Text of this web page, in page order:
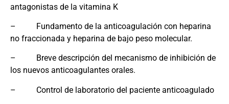
antagonistas de la vitamina K
– Fundamento de la anticoagulación con heparina
no fraccionada y heparina de bajo peso molecular.
– Breve descripción del mecanismo de inhibición de
los nuevos anticoagulantes orales.
– Control de laboratorio del paciente anticoagulado